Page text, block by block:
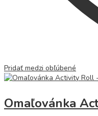
Pridať medzi obľúbené
Omaľovánka